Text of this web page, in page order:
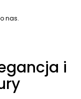
nas.
i